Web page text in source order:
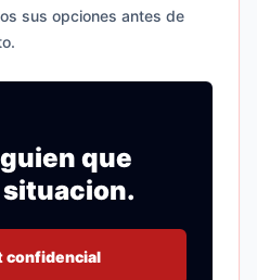
sus opciones antes de
que
confidencial